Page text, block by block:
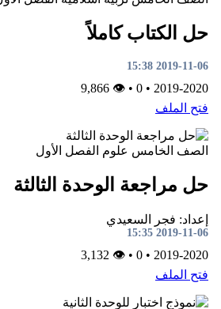
حل الكتاب كاملاً
2019-11-06 15:38
2019-2020
•
0
•
👁 9,866
فتح الملف
الصف الخامس علوم الفصل الأول
حل مراجعة الوحدة الثالثة
إعداد: فجر السعيدي
2019-11-06 15:35
2019-2020
•
0
•
👁 3,132
فتح الملف